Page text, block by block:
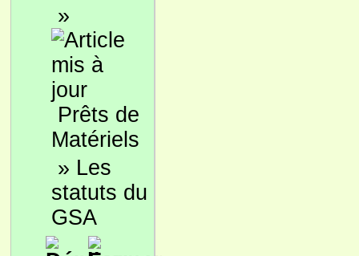
»
Prêts de
Matériels
» Les
statuts du
GSA